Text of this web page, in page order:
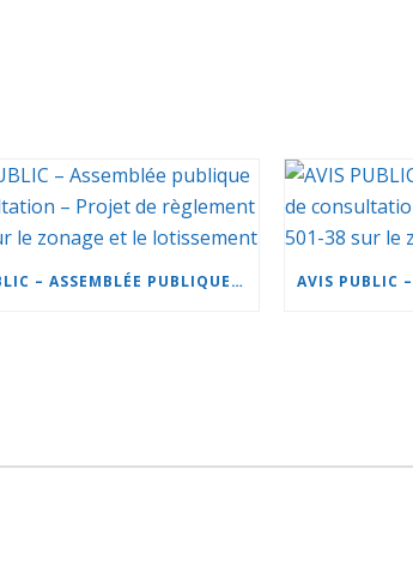
AVIS PUBLIC – ASSEMBLÉE PUBLIQUE DE CONSULTATION – PROJET DE RÈGLEMENT 501-37 SUR LE ZONAGE ET LE LOTISSEMENT